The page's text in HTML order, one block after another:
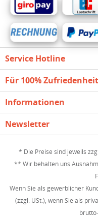
Service Hotline
Für 100% Zufriedenheit
Informationen
Newsletter
* Die Preise sind jeweils
** Wir behalten uns
Wenn Sie als gewerblicher
(zzgl. USt.), wenn Sie als